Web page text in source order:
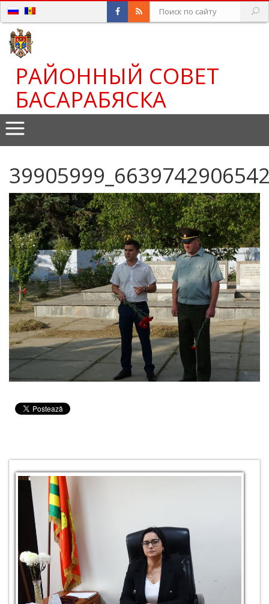
РАЙОННЫЙ СОВЕТ
БАСАРАБЯСКА